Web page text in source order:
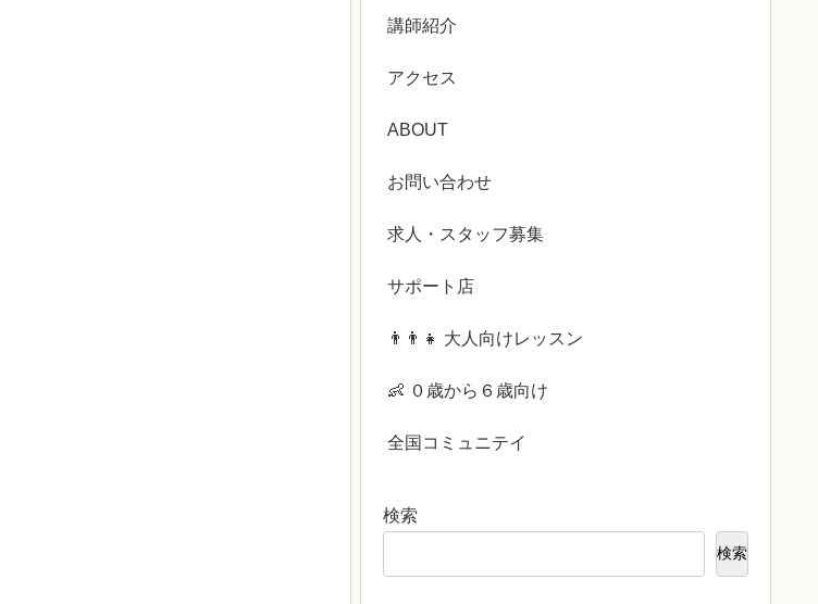
講師紹介
アクセス
ABOUT
お問い合わせ
求人・スタッフ募集
サポート店
👨‍👨‍👧 大人向けレッスン
👶 ０歳から６歳向け
全国コミュニテイ
検索
検索